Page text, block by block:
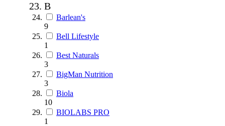
B
Barlean's
9
Bell Lifestyle
1
Best Naturals
3
BigMan Nutrition
3
Biola
10
BIOLABS PRO
1